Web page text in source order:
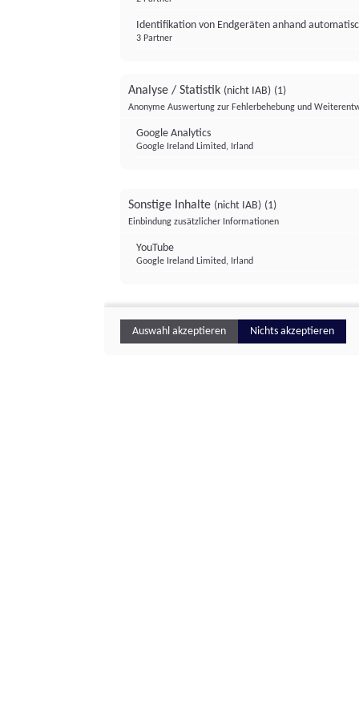
Identifikation von Endgeräten anhand
3 Partner
Analyse / Statistik (nicht IAB) (1)
Anonyme Auswertung zur Fehlerbehebung und
Google Analytics
Google Ireland Limited, Irland
Sonstige Inhalte (nicht IAB) (1)
Einbindung zusätzlicher Informationen
YouTube
Google Ireland Limited, Irland
Auswahl akzeptieren Nichts akzeptieren